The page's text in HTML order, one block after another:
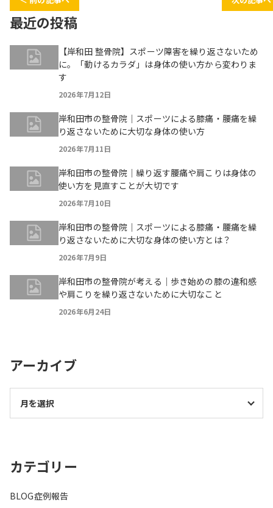
最近の投稿
【岸和田 整骨院】スポーツ障害を繰り返さないため
に。「動けるカラダ」は身体の使い方から変わりま
す
2026年7月12日
岸和田市の整骨院｜スポーツによる膝痛・腰痛を繰
り返さないために大切な身体の使い方
2026年7月11日
岸和田市の整骨院｜繰り返す腰痛や肩こりは身体の
使い方を見直すことが大切です
2026年7月10日
岸和田市の整骨院｜スポーツによる膝痛・腰痛を繰
り返さないために大切な身体の使い方とは？
2026年7月9日
岸和田市の整骨院が考える｜歩き始めの膝の違和感
や肩こりを繰り返さないために大切なこと
2026年6月24日
アーカイブ
カテゴリー
BLOG症例報告